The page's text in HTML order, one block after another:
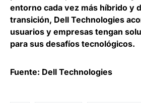
entorno cada vez más híbrido y
transición, Dell Technologies
usuarios y empresas tengan
para sus desafíos tecnológicos.
Fuente: Dell Technologies